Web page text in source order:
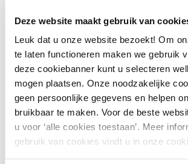
Deze website maakt gebruik van
Leuk dat u onze website bezoekt! Om
te laten functioneren maken we gebruik
deze cookiebanner kunt u selecteren
mogen plaatsen. Onze noodzakelijke
geen persoonlijke gegevens en helpen
bruikbaar te maken. Voor de beste
u voor ‘alle cookies toestaan’. Meer
gebruik van cookies vindt u in onze
• Toegang tot de geheledigitale
| Omgevingtot een maand na de
Hiermee krijgt u toegang tot het
relevante achtergrondinformatie
kunt u voor, tijdens en na de cursus